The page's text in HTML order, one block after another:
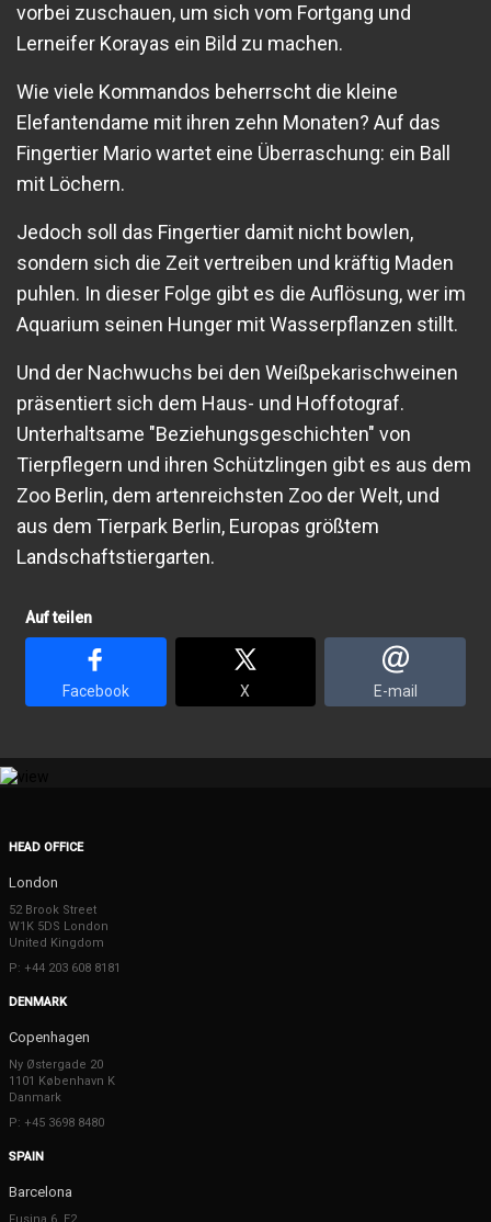
vorbei zuschauen, um sich vom Fortgang und
Lerneifer Korayas ein Bild zu machen.
Wie viele Kommandos beherrscht die kleine
Elefantendame mit ihren zehn Monaten? Auf das
Fingertier Mario wartet eine Überraschung: ein Ball
mit Löchern.
Jedoch soll das Fingertier damit nicht bowlen,
sondern sich die Zeit vertreiben und kräftig Maden
puhlen. In dieser Folge gibt es die Auflösung, wer im
Aquarium seinen Hunger mit Wasserpflanzen stillt.
Und der Nachwuchs bei den Weißpekarischweinen
präsentiert sich dem Haus- und Hoffotograf.
Unterhaltsame "Beziehungsgeschichten" von
Tierpflegern und ihren Schützlingen gibt es aus dem
Zoo Berlin, dem artenreichsten Zoo der Welt, und
aus dem Tierpark Berlin, Europas größtem
Landschaftstiergarten.
Auf teilen
Facebook X E-mail
HEAD OFFICE
London
52 Brook Street
W1K 5DS London
United Kingdom
P: +44 203 608 8181
DENMARK
Copenhagen
Ny Østergade 20
1101 København K
Danmark
P: +45 3698 8480
SPAIN
Barcelona